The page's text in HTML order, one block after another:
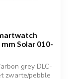
mm Solar 010-
grey DLC-
zwarte/pebble